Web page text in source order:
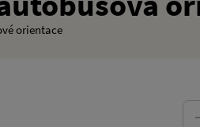
orientace